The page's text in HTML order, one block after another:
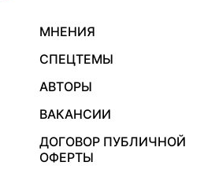
МНЕНИЯ
СПЕЦТЕМЫ
АВТОРЫ
ВАКАНСИИ
ДОГОВОР ПУБЛИЧНОЙ
ОФЕРТЫ